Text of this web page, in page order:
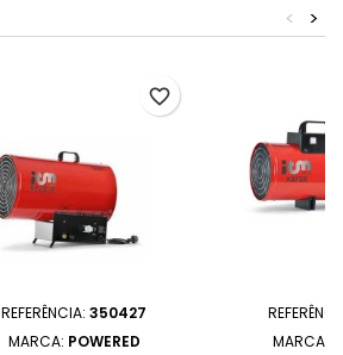
>
<
REFERÊNCIA: 350427
MARCA: POWERED
favorite_border
MARCA: